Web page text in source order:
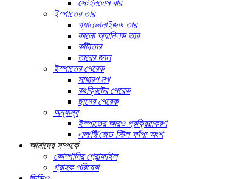
স্টেইনলেস বার
ইস্পাতের তার
গ্যালভানাইজড তার
কালো অ্যানিলড তার
কাঁটাতার
তারের জাল
ইস্পাতের পেরেক
সাধারণ নখ
কংক্রিটের পেরেক
ছাদের পেরেক
অন্যান্য
ইস্পাতের আরও প্রক্রিয়াকরণ
এল/টি/জেড স্টিল ফাঁপা অংশ
আমাদের সম্পর্কে
কোম্পানির প্রোফাইল
গ্রাহক পরিষেবা